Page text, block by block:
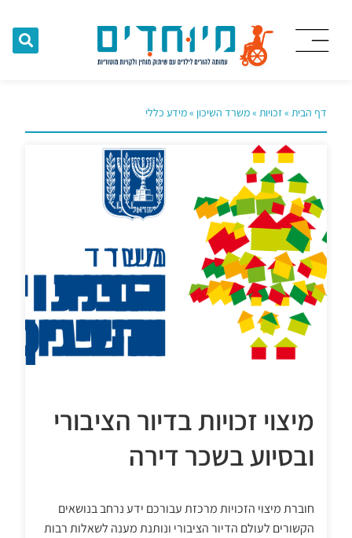
דף הבית »זכויות »משרד השיכון »מידע כללי
מיצוי זכויות בדיור הציבורי
ובסיוע בשכר דירה
חוברת מיצוי הזכויות מרכזת עבורכם ידע נרחב בנושאים
הקשורים לעולם הדיור הציבורי ונותנת מענה לשאלות רבות